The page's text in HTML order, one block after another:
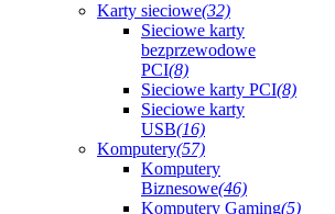
Karty sieciowe(32)
Sieciowe karty
bezprzewodowe
PCI(8)
Sieciowe karty PCI(8)
Sieciowe karty
USB(16)
Komputery(57)
Komputery
Biznesowe(46)
Komputery Gaming(5)